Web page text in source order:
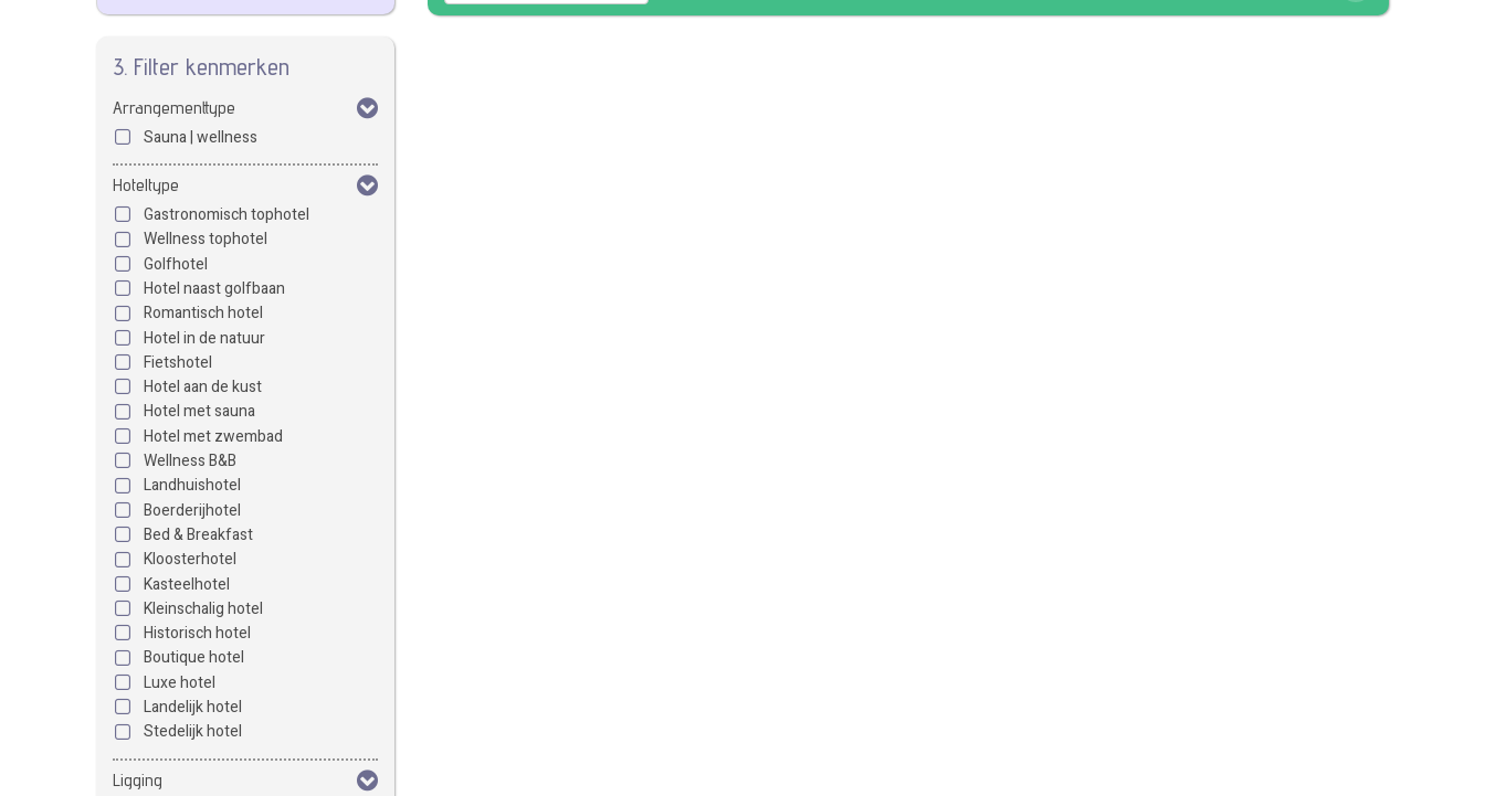
3. Filter kenmerken
Arrangementtype
Sauna | wellness
Hoteltype
Gastronomisch tophotel
Wellness tophotel
Golfhotel
Hotel naast golfbaan
Romantisch hotel
Hotel in de natuur
Fietshotel
Hotel aan de kust
Hotel met sauna
Hotel met zwembad
Wellness B&B
Landhuishotel
Boerderijhotel
Bed & Breakfast
Kloosterhotel
Kasteelhotel
Kleinschalig hotel
Historisch hotel
Boutique hotel
Luxe hotel
Landelijk hotel
Stedelijk hotel
Ligging